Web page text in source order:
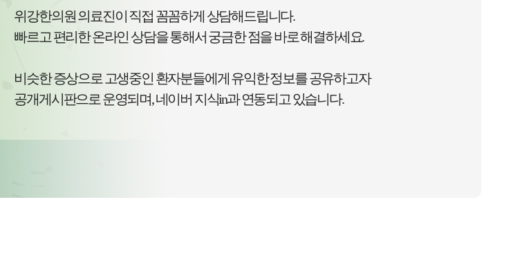
위강한의원 의료진이 직접 꼼꼼하게 상담해드립니다.
빠르고 편리한 온라인 상담을 통해서 궁금한 점을 바로 해결하세요.
비슷한 증상으로 고생중인 환자분들에게 유익한 정보를 공유하고자
공개게시판으로 운영되며, 네이버 지식in과 연동되고 있습니다.